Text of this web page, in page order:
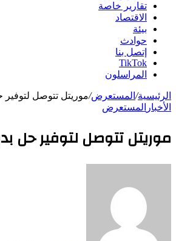
تقارير خاصة
الاقتصاد
بيئة
حوادث
إتصل بنا
TikTok
المراسلون
الرئيسية/ المستعرض/موريتل تتوصل لتوفير
الأخبار المستعرض
موريتل تتوصل لتوفير حل